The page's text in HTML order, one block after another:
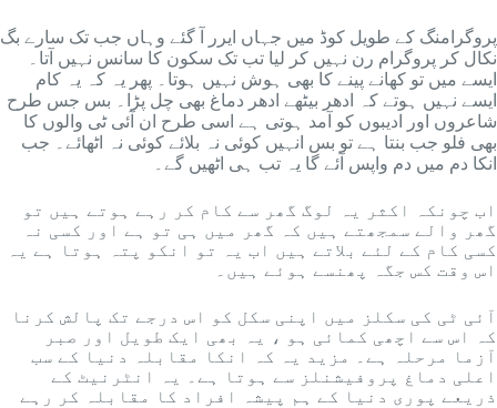
پروگرامنگ کے طویل کوڈ میں جہاں ایرر آ گئے وہاں جب تک سارے بگ
نکال کر پروگرام رن نہیں کر لیا تب تک سکون کا سانس نہیں آتا۔
ایسے میں تو کھانے پینے کا بھی ہوش نہیں ہوتا۔ پھر یہ کہ یہ کام
ایسے نہیں ہوتے کہ ادھر بیٹھے ادھر دماغ بھی چل پڑا۔ بس جس طرح
شاعروں اور ادیبوں کو آمد ہوتی ہے اسی طرح ان آئی ٹی والوں کا
بھی فلو جب بنتا ہے تو بس انہیں کوئی نہ بلائے کوئی نہ اٹھائے۔ جب
انکا دم میں دم واپس آئے گا یہ تب ہی اٹھیں گے۔
اب چونکہ اکثر یہ لوگ گھر سے کام کر رہے ہوتے ہیں تو
گھر والے سمجھتے ہیں کہ گھر میں ہی تو ہے اور کسی نہ
کسی کام کے لئے بلاتے ہیں اب یہ تو انکو پتہ ہوتا ہے یہ
اس وقت کس جگہ پھنسے ہوئے ہیں۔
آئی ٹی کی سکلز میں اپنی سکل کو اس درجے تک پالش کرنا
کہ اس سے اچھی کمائی ہو ، یہ بھی ایک طویل اور صبر
آزما مرحلہ ہے۔ مزید یہ کہ انکا مقابلہ دنیا کے سب
اعلی دماغ پروفیشنلز سے ہوتا ہے۔ یہ انٹرنیٹ کے
ذریعے پوری دنیا کے ہم پیشہ افراد کا مقابلہ کر رہے